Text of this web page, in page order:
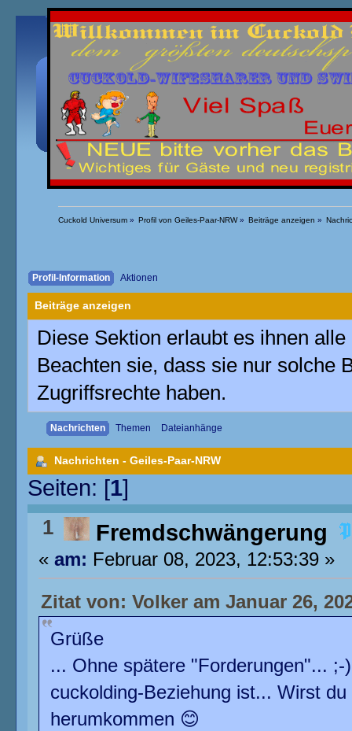
Übersicht Kalender Einloggen Registrieren
Cuckold Universum» Profil von Geiles-Paar-NRW» Beiträge anzeigen »
Profil-Information Aktionen
Beiträge anzeigen
Diese Sektion erlaubt es ihnen
Beachten sie, dass sie nur solche
Zugriffsrechte haben.
Nachrichten Themen Dateianhänge
Nachrichten - Geiles-Paar-NRW
Seiten: [1]
1 Fremdschwängerung
«am: Februar 08, 2023, 12:53:39 »
Zitat von: Volker am Januar 26,
Grüße
... Ohne spätere "Forderungen"...
cuckolding-Beziehung ist... Wirst
herumkommen 😊